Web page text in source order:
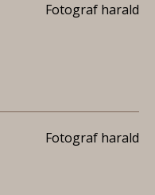
Fotograf harald
Fotograf harald